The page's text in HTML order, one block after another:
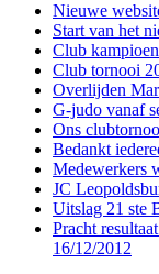
Nieuwe
Start van het
Club
Club tornooi
Overlijden
G-judo vanaf
Ons
Bedankt
Medewerkers
JC
Uitslag 21 ste
Pracht
16/12/2012